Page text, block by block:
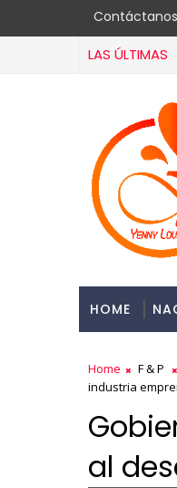
Contáctanos
LAS ÚLTIMAS
HOME
Home F & P
industria
al